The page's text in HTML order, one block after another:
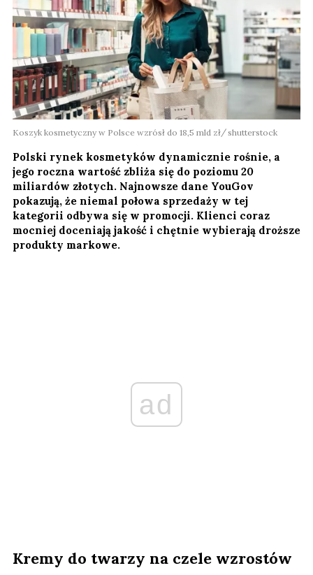
Koszyk kosmetyczny w Polsce wzrósł do 18,5 mld zł shutterstock
Polski rynek kosmetyków dynamicznie rośnie, a
jego roczna wartość zbliża się do poziomu 20
miliardów złotych. Najnowsze dane YouGov
pokazują, że niemal połowa sprzedaży w tej
kategorii odbywa się w promocji. Klienci coraz
mocniej doceniają jakość i chętnie wybierają droższe
produkty markowe.
ad
Kremy do twarzy na czele wzrostów